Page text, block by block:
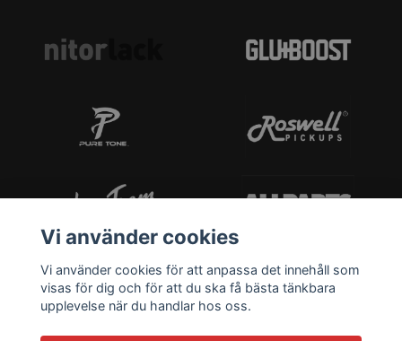
Vi använder cookies
Vi använder cookies för att anpassa det innehåll som
visas för dig och för att du ska få bästa tänkbara
upplevelse när du handlar hos oss.